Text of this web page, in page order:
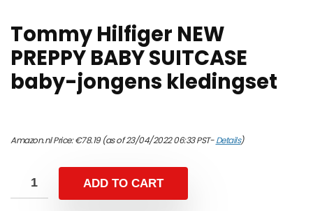
Tommy Hilfiger NEW
PREPPY BABY SUITCASE
baby-jongens kledingset
Amazon.nl Price:€78.19(as of 23/04/2022 06:33 PST-Details)
ADD TO CART